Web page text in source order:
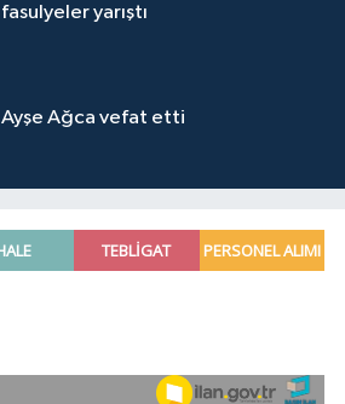
fasulyeler yarıştı
Ayşe Ağca vefat etti